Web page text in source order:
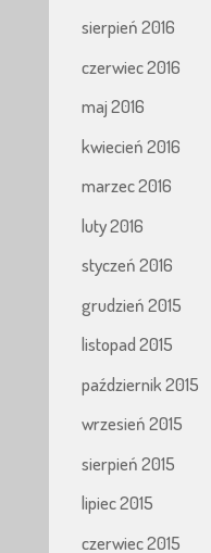
sierpień 2016
czerwiec 2016
maj 2016
kwiecień 2016
marzec 2016
luty 2016
styczeń 2016
grudzień 2015
listopad 2015
październik 2015
wrzesień 2015
sierpień 2015
lipiec 2015
czerwiec 2015